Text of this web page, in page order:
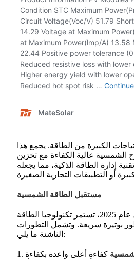
الكبيرة من الطاقة. يجمع هذا
الشمسية عالية الكفاءة مع تخزين
إدارة الطاقة الذكية، مما يجعله
مستقبل الطاقة الشمسية
بينما نتطلع إلى ما بعد عام 2025، تستمر تكنولوجيا الطاقة
بوتيرة سريعة. وتشمل التطورات
الناشئة ما يلي:
1. كفاءة أعلى واعدة بكفاءة